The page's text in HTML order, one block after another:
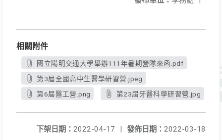
相關附件
國立陽明交通大學舉辦111年暑期營隊來函.pdf
第3屆全國高中生醫學研習營.jpeg
第6屆醫工營.png
第23屆牙醫科學研習營.jpg
發佈日期： 2022-03-18
下架日期： 2022-04-17
|